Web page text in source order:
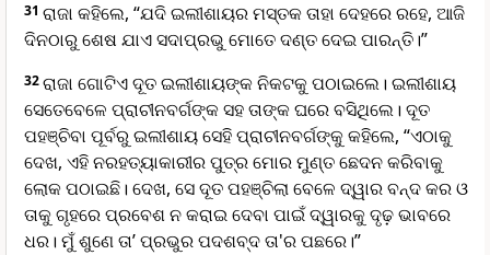
31 ରାଜା କହିଲେ, “ଯଦି ଇଲୀଶାୟର ମସ୍ତକ ତାହା ଦେହରେ ରହେ, ଆଜି
ଦିନଠାରୁ ଶେଷ ଯାଏ ସଦାପ୍ରଭୁ ମୋତେ ଦଣ୍ତ ଦେଇ ପାରନ୍ତି।”
32ରାଜା ଗୋଟିଏ ଦୂତ ଇଲୀଶାୟଙ୍କ ନିକଟକୁ ପଠାଇଲେ। ଇଲୀଶାୟ
ସେତେବେଳେ ପ୍ରାଚୀନବର୍ଗଙ୍କ ସହ ତାଙ୍କ ଘରେ ବସିଥିଲେ। ଦୂତ
ପହଞ୍ଚିବା ପୂର୍ବରୁ ଇଲୀଶାୟ ସେହି ପ୍ରାଚୀନବର୍ଗଙ୍କୁ କହିଲେ, “ଏଠାକୁ
ଦେଖ, ଏହି ନରହତ୍ୟାକାରୀର ପୁତ୍ର ମୋର ମୁଣ୍ତ ଛେଦନ କରିବାକୁ
ଲୋକ ପଠାଇଛି। ଦେଖ, ସେ ଦୂତ ପହଞ୍ଚିଲା ବେଳେ ଦ୍ୱାର ବନ୍ଦ କର ଓ
ତାକୁ ଗୃହରେ ପ୍ରବେଶ ନ କରାଇ ଦେବା ପାଇଁ ଦ୍ୱାରକୁ ଦୃଢ଼ ଭାବରେ
ଧର। ମୁଁ ଶୁଣେ ତା’ ପ୍ରଭୁର ପଦଶବ୍ଦ ତା'ର ପଛରେ।”